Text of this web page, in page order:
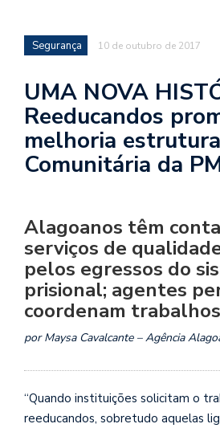
Segurança 10 de outubro de 2017
UMA NOVA
Reeducandos
melhoria
Comunitária da
Alagoanos têm
serviços de
pelos egressos do
prisional; agentes
coordenam trabalhos
por Maysa Cavalcante – Agência
“Quando instituições solicitam o
reeducandos, sobretudo aquelas